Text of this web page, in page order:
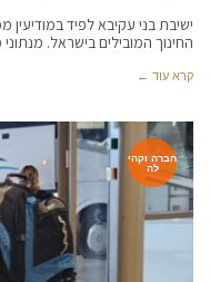
ישיבת בני עקיבא לפיד
החינוך המובילים בישראל. מנתוני
קרא עוד ←
חברה וקהי
לה